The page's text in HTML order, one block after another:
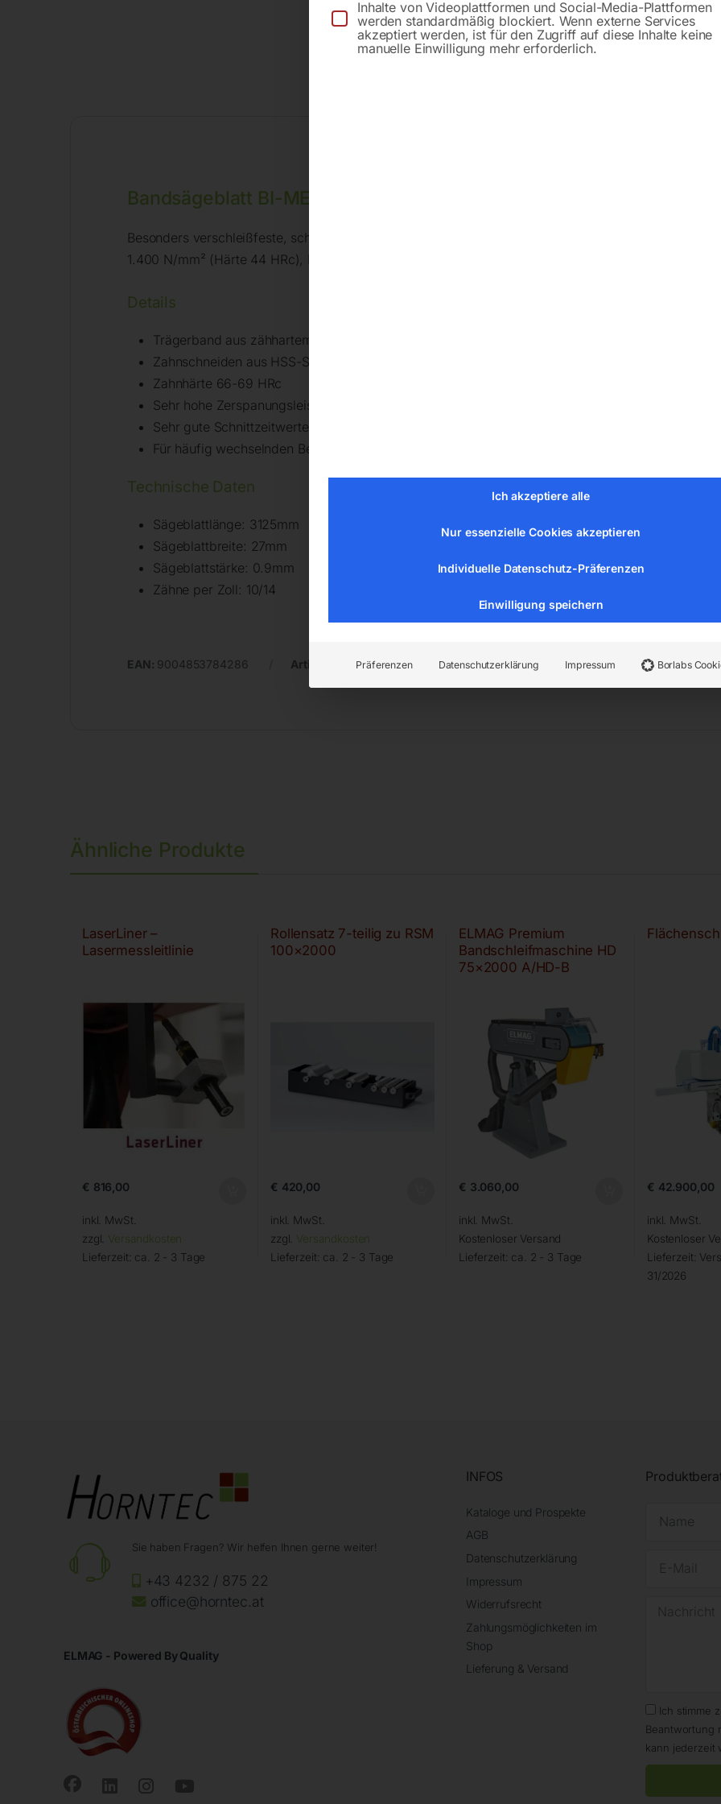
Bandsägeblatt BI-METALL cobalt M42
Besonders verschleißfeste, schwingungsreduzierte Bandsägeblätter mit hoher Schnittgenauigkeit.
1.400 N/mm² (Härte 44 HRc), INOX/NIRO/Edelstahl und Nichteisenmetalle.
Details
Trägerband aus zähhartem, legiertem Federstahl (Chromanteil 4%)
Zahnschneiden aus HSS-Schnellarbeitsstahl M42(1.3247 mit 8 % Kobalt, 10 % Molybdän, 4 %
Zahnhärte 66-69 HRc
Sehr hohe Zerspanungsleistung
Sehr gute Schnittzeitwerte
Für häufig wechselnden Betrieb:Rohre/Profile/Vollmaterialien sehr gut geeignet
Technische Daten
Sägeblattlänge: 3125mm
Sägeblattbreite: 27mm
Sägeblattstärke: 0.9mm
Zähne per Zoll: 10/14
EAN: 9004853784286 Artikelnummer:78428 Kategorien:Metallbearbeitung Metall-
Ähnliche Produkte
LaserLiner –
Lasermessleitlinie
€ 816,00
inkl. MwSt.
zzgl. Versandkosten
Lieferzeit: ca. 2 - 3 Tage
Rollensatz 7-teilig zu RSM
100×2000
€ 420,00
inkl. MwSt.
zzgl. Versandkosten
Lieferzeit: ca. 2 - 3 Tage
ELMAG Premium
Bandschleifmaschine HD
75×2000 A/HD-B
€ 3.060,00
inkl. MwSt.
Kostenloser Versand
Lieferzeit: ca. 2 - 3 Tage
€ 42.900,00
inkl. MwSt.
Kostenloser
Lieferzeit:
31/2026
Sie haben Fragen? Wir helfen Ihnen gerne weiter!
+43 4232 / 875 22
office@horntec.at
ELMAG - Powered By Quality
INFOS
Kataloge und Prospekte
AGB
Datenschutzerklärung
Impressum
Widerrufsrecht
Zahlungsmöglichkeiten im
Shop
Lieferung & Versand
Ich stimme
Beantwortung
kann jederzeit
Inhalte von Videoplattformen und Social-Media-Plattformen
werden standardmäßig blockiert. Wenn externe Services
akzeptiert werden, ist für den Zugriff auf diese Inhalte keine
manuelle Einwilligung mehr erforderlich.
Ich akzeptiere alle
Nur essenzielle Cookies akzeptieren
Individuelle Datenschutz-Präferenzen
Einwilligung speichern
Präferenzen Datenschutzerklärung Impressum Borlabs